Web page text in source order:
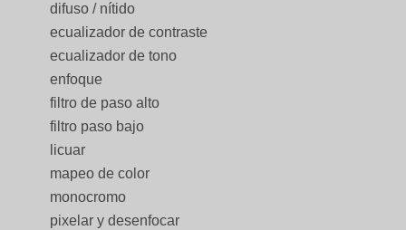
difuso / nítido
ecualizador de contraste
ecualizador de tono
enfoque
filtro de paso alto
filtro paso bajo
licuar
mapeo de color
monocromo
pixelar y desenfocar